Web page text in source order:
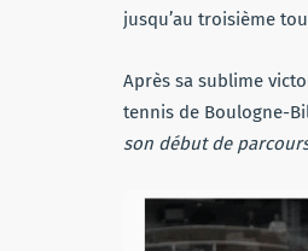
jusqu’au troisième
Après sa sublime
tennis de Boulogne-
son début de